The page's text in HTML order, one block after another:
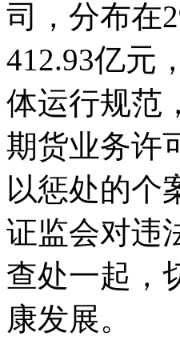
司，分布在
412.93亿元
体运行规范
期货业务许
以惩处的个
证监会对违
查处一起，
康发展。